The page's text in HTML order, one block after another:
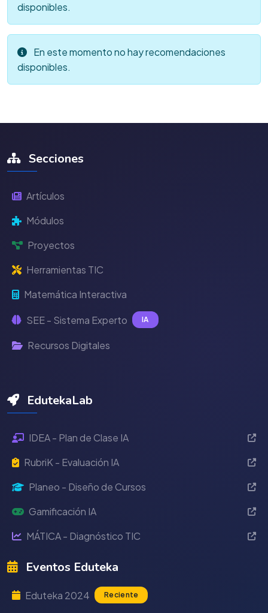
disponibles.
En este momento no hay recomendaciones
disponibles.
Secciones
Artículos
Módulos
Proyectos
Herramientas TIC
Matemática Interactiva
SEE - Sistema Experto IA
Recursos Digitales
EdutekaLab
IDEA - Plan de Clase IA
RubriK - Evaluación IA
Planeo - Diseño de Cursos
Gamificación IA
MÁTICA - Diagnóstico TIC
Eventos Eduteka
Eduteka 2024 Reciente